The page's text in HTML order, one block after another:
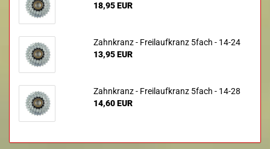
18,95 EUR
Zahnkranz - Freilaufkranz 5fach - 14-24
13,95 EUR
Zahnkranz - Freilaufkranz 5fach - 14-28
14,60 EUR